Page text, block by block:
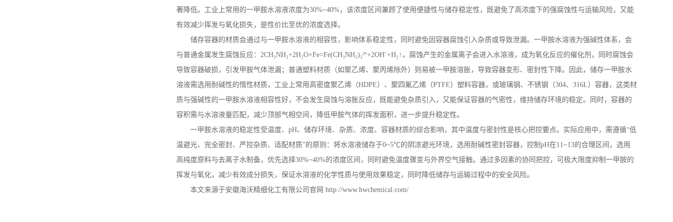
著降低。工业上常用的一甲胺水溶液浓度为30%~40%，该浓度区间兼顾了使用便捷性与储存稳定性，既避免了高浓度下的强腐蚀性与运输风险，又能
有效减少挥发与氧化损失，是性价比至优的浓度选择。
储存容器的材质会通过与一甲胺水溶液的相容性，影响体系稳定性，同时避免因容器腐蚀引入杂质或导致泄漏。一甲胺水溶液为强碱性体系，会
与普通金属发生腐蚀反应： 2CH₃NH₂+2H₂O+Fe=Fe(CH₃NH₂)₂²⁺+2OH⁻+H₂↑，腐蚀产生的金属离子会进入水溶液，成为氧化反应的催化剂，同时腐蚀会
导致容器破损，引发甲胺气体泄漏；普通塑料材质（如聚乙烯、聚丙烯除外）则易被一甲胺溶胀，导致容器变形、密封性下降。因此，储存一甲胺水
溶液需选用耐碱性的惰性材质，工业上常用高密度聚乙烯（HDPE）、聚四氟乙烯（PTFE）塑料容器，或玻璃钢、不锈钢（304、 316L）容器，这类材
质与强碱性的一甲胺水溶液相容性好，不会发生腐蚀与溶胀反应，既能避免杂质引入，又能保证容器的气密性，维持储存环境的稳定。同时，容器的
容积需与水溶液量匹配，减少顶部气相空间，降低甲胺气体的挥发面积，进一步提升稳定性。
一甲胺水溶液的稳定性受温度、 pH、储存环境、杂质、浓度、容器材质的综合影响，其中温度与密封性是核心把控要点。实际应用中，需遵循“低
温避光、完全密封、严控杂质、适配材质”的原则：将水溶液储存于0~5℃的阴凉避光环境，选用耐碱性密封容器，控制 pH在11~13的合理区间，选用
高纯度原料与去离子水制备，优先选择30%~40%的浓度区间，同时避免温度骤变与外界空气接触。通过多因素的协同把控，可极大限度抑制一甲胺的
挥发与氧化，减少有效成分损失，保证水溶液的化学性质与使用效果稳定，同时降低储存与运输过程中的安全风险。
本文来源于安徽海沃精细化工有限公司官网 http://www.hwchemical.com/